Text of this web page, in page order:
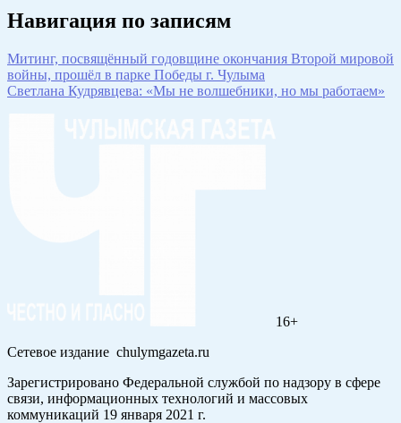
Навигация по записям
Митинг, посвящённый годовщине окончания Второй мировой
войны, прошёл в парке Победы г. Чулыма
Светлана Кудрявцева: «Мы не волшебники, но мы работаем»
16+
Сетевое издание chulymgazeta.ru
Зарегистрировано Федеральной службой по надзору в сфере
связи, информационных технологий и массовых
коммуникаций 19 января 2021 г.